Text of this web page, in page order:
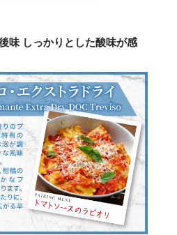
味 しっかりとした酸味が感